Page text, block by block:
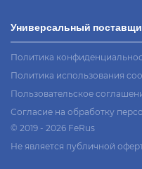
Универсальный
Политика
Политика использования
Пользовательское
Согласие на обработку
© 2019 - 2026 FeRus
Не является публичной